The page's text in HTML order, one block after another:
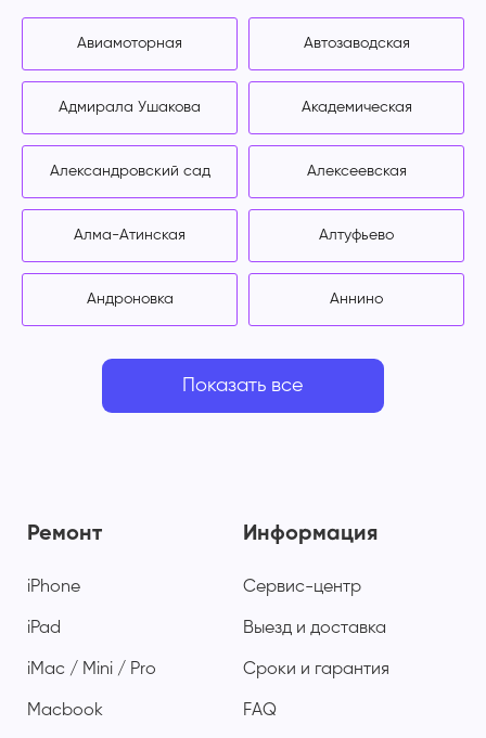
Авиамоторная Автозаводская
Адмирала Ушакова Академическая
Александровский сад Алексеевская
Алма-Атинская Алтуфьево
Андроновка Аннино
Показать все
Ремонт
iPhone
iPad
iMac / Mini / Pro
Macbook
Информация
Сервис-центр
Выезд и доставка
Сроки и гарантия
FAQ